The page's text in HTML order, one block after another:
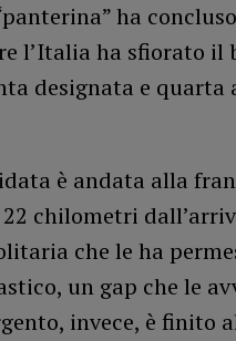
ha
l’Italia ha sfiorato il
designata e quarta
è andata alla
chilometri
che le ha
un gap che le
invece, è